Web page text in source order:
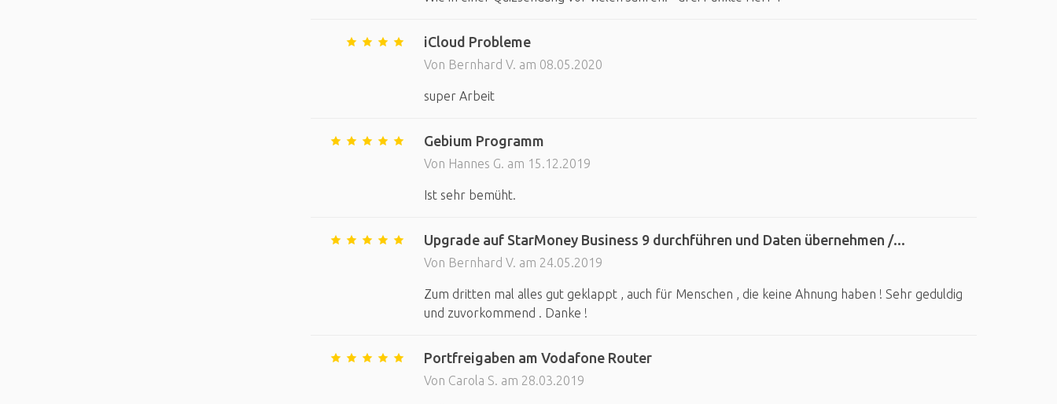
iCloud Probleme
Von Bernhard V. am 08.05.2020
super Arbeit
Gebium Programm
Von Hannes G. am 15.12.2019
Ist sehr bemüht.
Upgrade auf StarMoney Business 9 durchführen und Daten übernehmen /...
Von Bernhard V. am 24.05.2019
Zum dritten mal alles gut geklappt , auch für Menschen , die keine Ahnung haben ! Sehr geduldig
und zuvorkommend . Danke !
Portfreigaben am Vodafone Router
Von Carola S. am 28.03.2019